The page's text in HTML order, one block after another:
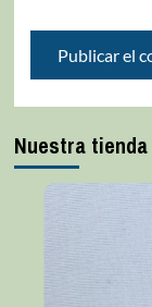
Nuestra tienda